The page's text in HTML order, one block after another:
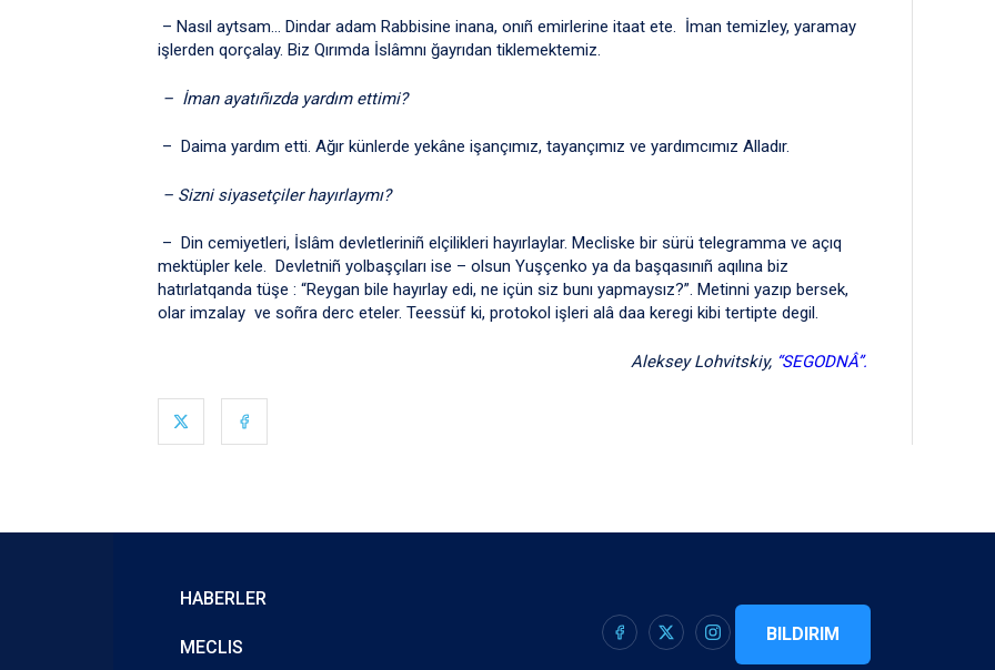
– Nasıl aytsam… Dindar adam Rabbisine inana, onıñ emirlerine itaat ete. İman temizley, yaramay
işlerden qorçalay. Biz Qırımda İslâmnı ğayrıdan tiklemektemiz.
– İman ayatıñızda yardım ettimi?
– Daima yardım etti. Ağır künlerde yekâne işançımız, tayançımız ve yardımcımız Alladır.
– Sizni siyasetçiler hayırlaymı?
– Din cemiyetleri, İslâm devletleriniñ elçilikleri hayırlaylar. Mecliske bir sürü telegramma ve açıq
mektüpler kele. Devletniñ yolbaşçıları ise – olsun Yuşçenko ya da başqasınıñ aqılına biz
hatırlatqanda tüşe : “Reygan bile hayırlay edi, ne içün siz bunı yapmaysız?”. Metinni yazıp bersek,
olar imzalay ve soñra derc eteler. Teessüf ki, protokol işleri alâ daa keregi kibi tertipte degil.
Aleksey Lohvitskiy, “SEGODNÂ”.
HABERLER
MECLIS
BILDIRIM